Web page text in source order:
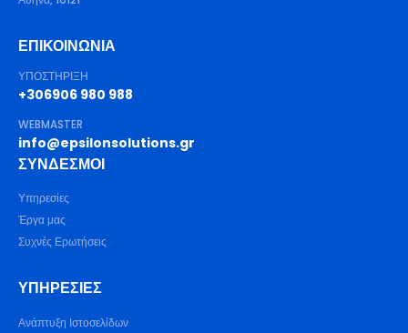
ΕΠΙΚΟΙΝΩΝΙΑ
ΥΠΟΣΤΗΡΙΞΗ
+306906 980 988
WEBMASTER
info@epsilonsolutions.gr
ΣΥΝΔΕΣΜΟΙ
Υπηρεσίες
Έργα μας
Συχνές Ερωτήσεις
ΥΠΗΡΕΣΊΕΣ
Ανάπτυξη Ιστοσελίδων